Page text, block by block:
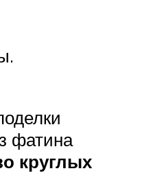
фатина
круглых